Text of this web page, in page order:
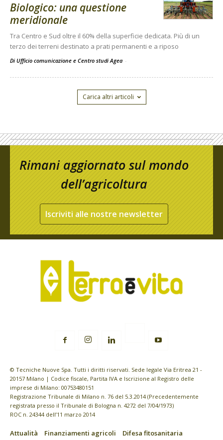
Biologico: una questione
meridionale
Tra Centro e Sud oltre il 60% della superficie dedicata. Più di un
terzo dei terreni destinato a prati permanenti e a riposo
Di Ufficio comunicazione e Centro studi Agea -
Carica altri articoli
Rimani aggiornato sul mondo
dell’agricoltura
Iscriviti alle nostre newsletter
© Tecniche Nuove Spa. Tutti i diritti riservati. Sede legale Via Eritrea 21 -
20157 Milano | Codice fiscale, Partita IVA e Iscrizione al Registro delle
imprese di Milano: 00753480151
Registrazione Tribunale di Milano n. 76 del 5.3.2014 (Precedentemente
registrata presso il Tribunale di Bologna n. 4272 del 7/04/1973)
ROC n. 24344 dell’11 marzo 2014
Attualità Finanziamenti agricoli
Difesa fitosanitaria